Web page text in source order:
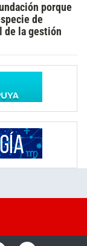
porque
de
de la gestión